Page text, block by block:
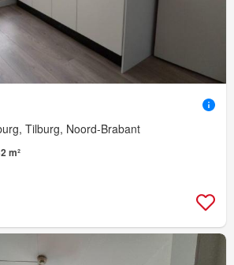
Tilburg, Noord-Brabant
m²